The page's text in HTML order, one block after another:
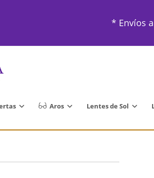
* Envíos
Aros Lentes de Sol